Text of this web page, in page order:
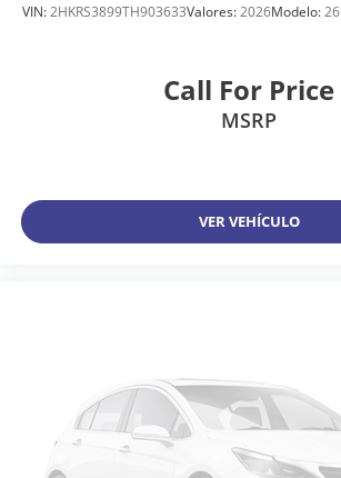
VIN:2HKRS3899TH903633Valores:2026Modelo:26
Call For Price
MSRP
VER VEHÍCULO